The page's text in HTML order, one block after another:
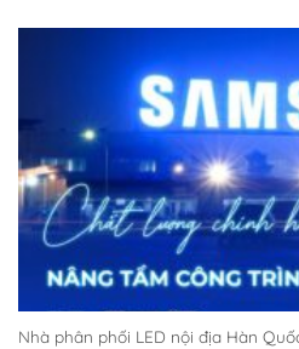
Nhà phân phối LED nội địa Hàn